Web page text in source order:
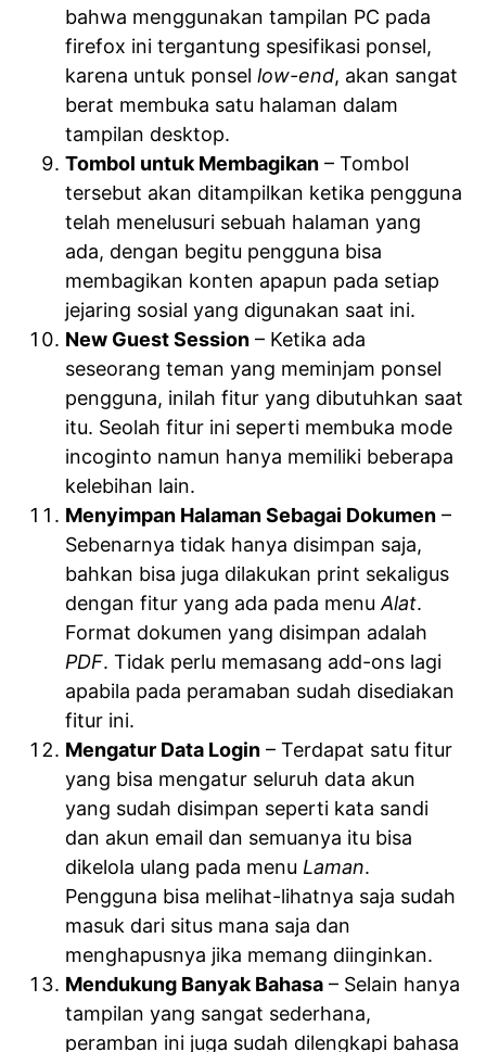
bahwa menggunakan tampilan PC pada
firefox ini tergantung spesifikasi ponsel,
karena untuk ponsel low-end, akan sangat
berat membuka satu halaman dalam
tampilan desktop.
Tombol untuk Membagikan – Tombol
tersebut akan ditampilkan ketika pengguna
telah menelusuri sebuah halaman yang
ada, dengan begitu pengguna bisa
membagikan konten apapun pada setiap
jejaring sosial yang digunakan saat ini.
New Guest Session – Ketika ada
seseorang teman yang meminjam ponsel
pengguna, inilah fitur yang dibutuhkan saat
itu. Seolah fitur ini seperti membuka mode
incoginto namun hanya memiliki beberapa
kelebihan lain.
Menyimpan Halaman Sebagai Dokumen –
Sebenarnya tidak hanya disimpan saja,
bahkan bisa juga dilakukan print sekaligus
dengan fitur yang ada pada menu Alat.
Format dokumen yang disimpan adalah
PDF. Tidak perlu memasang add-ons lagi
apabila pada peramaban sudah disediakan
fitur ini.
Mengatur Data Login – Terdapat satu fitur
yang bisa mengatur seluruh data akun
yang sudah disimpan seperti kata sandi
dan akun email dan semuanya itu bisa
dikelola ulang pada menu Laman.
Pengguna bisa melihat-lihatnya saja sudah
masuk dari situs mana saja dan
menghapusnya jika memang diinginkan.
Mendukung Banyak Bahasa – Selain hanya
tampilan yang sangat sederhana,
peramban ini juga sudah dilengkapi bahasa